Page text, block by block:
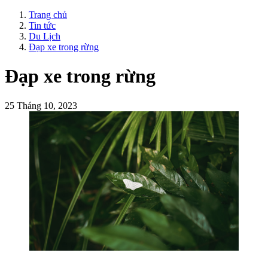
Trang chủ
Tin tức
Du Lịch
Đạp xe trong rừng
Đạp xe trong rừng
25 Tháng 10, 2023